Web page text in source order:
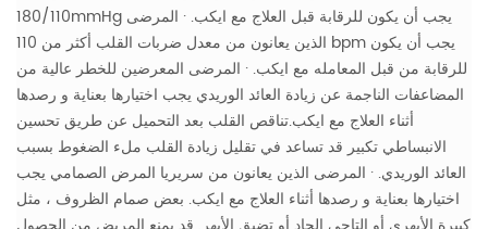
180/110mmHg يجب أن يكون للرقابة قبل العلاج مع ايكب. · المرضى
الذين يعانون من معدل ضربات القلب أكثر من 110 bpm يجب أن يكون
للرقابة من قبل المعامله مع ايكب. · المرضى المعرضين للخطر عالية من
المضاعفات الناجمة عن زيادة العائد الوريدي يجب اختيارها بعناية و رصدها
أثناء العلاج مع ايكب.تناقص القلب بعد التحميل عن طريق تحسين
الانبساطي تكبير قد تساعد في تقليل زيادة القلب ملء الضغوط بسبب
العائد الوريدي. · المرضى الذين يعانون من سريريا المرض الصمامي يجب
اختيارها بعناية و رصدها أثناء العلاج مع ايكب. بعض صمام الظروف ، مثل